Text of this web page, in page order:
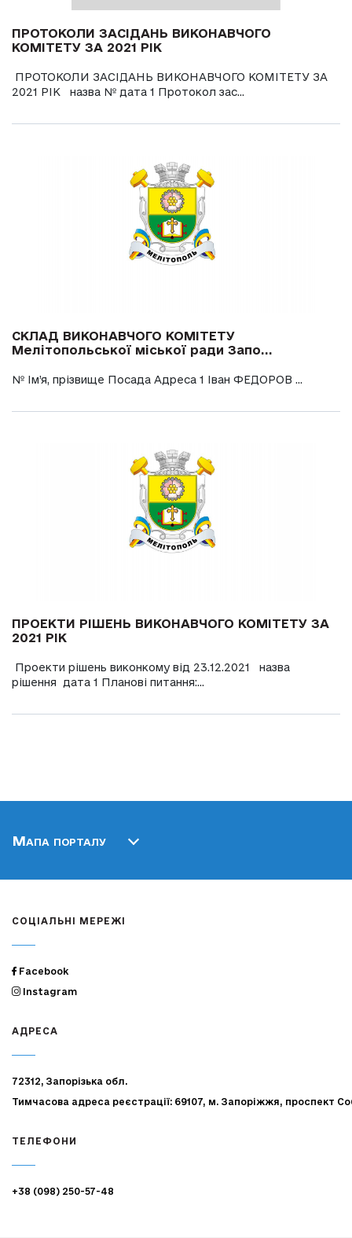
ПРОТОКОЛИ ЗАСІДАНЬ ВИКОНАВЧОГО
КОМІТЕТУ ЗА 2021 РІК
ПРОТОКОЛИ ЗАСІДАНЬ ВИКОНАВЧОГО КОМІТЕТУ ЗА
2021 РІК назва № дата 1 Протокол зас...
СКЛАД ВИКОНАВЧОГО КОМІТЕТУ
Мелітопольської міської ради Запо...
№ Ім’я, прізвище Посада Адреса 1 Іван ФЕДОРОВ ...
ПРОЕКТИ РІШЕНЬ ВИКОНАВЧОГО КОМІТЕТУ ЗА
2021 РІК
Проекти рішень виконкому від 23.12.2021 назва
рішення дата 1 Планові питання:...
Мапа порталу
СОЦІАЛЬНІ МЕРЕЖІ
Facebook
Instagram
АДРЕСА
72312, Запорізька обл.
Тимчасова адреса реєстрації: 69107, м. Запоріжжя, проспект
ТЕЛЕФОНИ
+38 (098) 250-57-48